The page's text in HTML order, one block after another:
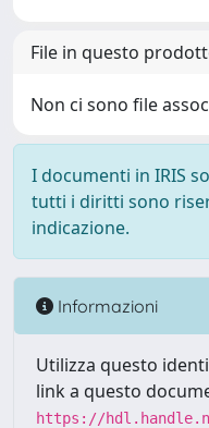
File in questo
Non ci sono file
I documenti in IRIS
tutti i diritti sono
indicazione.
Informazioni
Utilizza questo
link a questo
https://